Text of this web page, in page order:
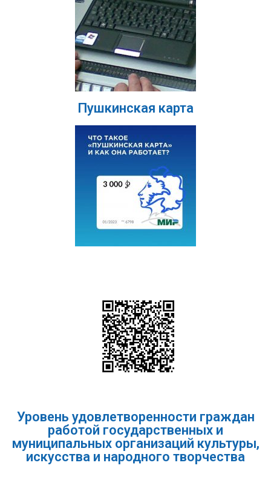
Пушкинская карта
Уровень удовлетворенности граждан
работой государственных и
муниципальных организаций культуры,
искусства и народного творчества